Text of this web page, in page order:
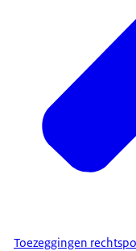
Toezeggingen